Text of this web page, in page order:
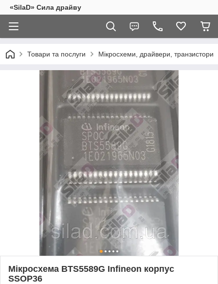
«SilaD» Сила драйву
Товари та послуги Мікросхеми, драйвери, транзистори
Мікросхема BTS5589G Infineon корпус
SSOP36